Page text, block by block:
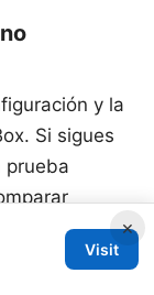
y la
Si sigues
prueba
×
Visit